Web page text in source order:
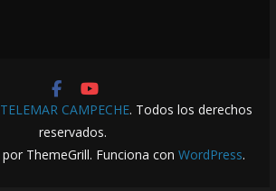
TELEMAR CAMPECHE. Todos los derechos
reservados.
por ThemeGrill. Funciona conWordPress.